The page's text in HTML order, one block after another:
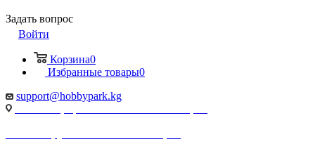
Задать вопрос
Войти
Корзина0
Избранные товары0
support@hobbypark.kg